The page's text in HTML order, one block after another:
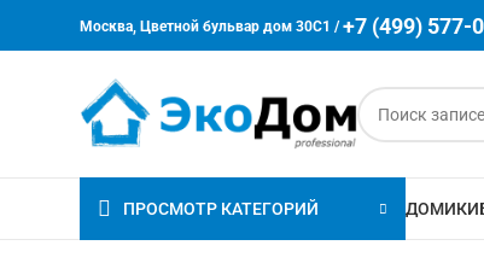
Москва, Цветной бульвар дом 30C1 / +7 (499) 577-
ПРОСМОТР КАТЕГОРИЙ ДОМИКИ